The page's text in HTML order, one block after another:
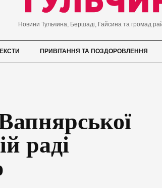
Новини Тульчина, Бершаді, Гайсина та громад
ПРИВІТАННЯ ТА ПОЗДОРОВЛЕННЯ
раді